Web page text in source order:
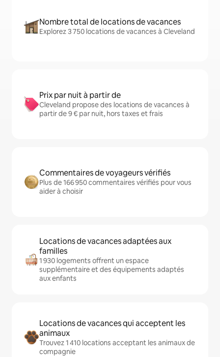
Nombre total de locations de vacances
Explorez 3 750 locations de vacances à Cleveland
Prix par nuit à partir de
Cleveland propose des locations de vacances à
partir de 9 € par nuit, hors taxes et frais
Commentaires de voyageurs vérifiés
Plus de 166 950 commentaires vérifiés pour vous
aider à choisir
Locations de vacances adaptées aux
familles
1 930 logements offrent un espace
supplémentaire et des équipements adaptés
aux enfants
Locations de vacances qui acceptent les
animaux
Trouvez 1 410 locations acceptant les animaux de
compagnie